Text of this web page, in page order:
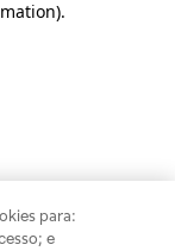
.
para:
e